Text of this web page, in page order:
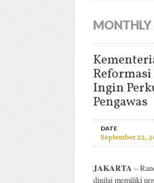
MONTHLY
Ingin
Pengawas
DATE
September 22,
JAKARTA –
dinilai memiliki